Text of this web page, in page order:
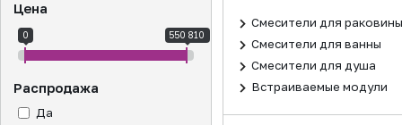
Цена
0 550 810
Распродажа
Да
Смесители для раковины
Смесители для ванны
Смесители для душа
Встраиваемые модули